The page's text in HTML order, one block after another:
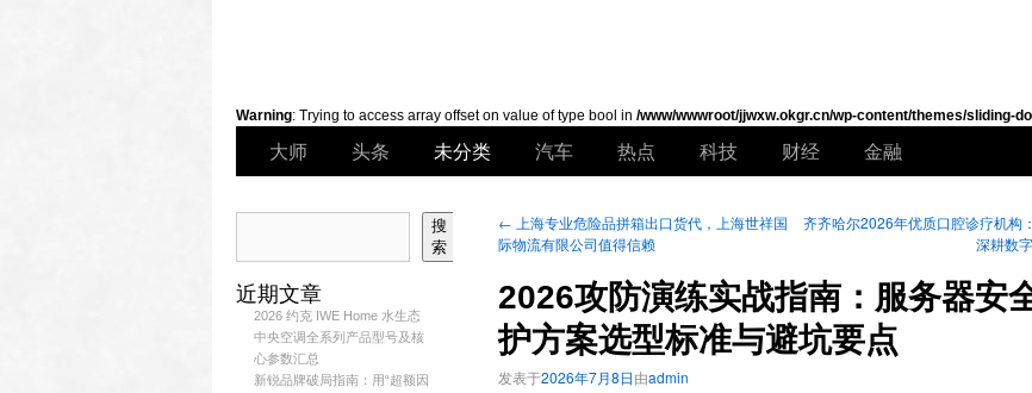
Warning: Trying to access array offset on value of type bool in /www/wwwroot/jjwxw.okgr.cn/wp-content/themes/sliding-
大师 头条 未分类 汽车 热点 科技 财经 金融
搜
索
近期文章
2026 约克 IWE Home 水生态
中央空调全系列产品型号及核
心参数汇总
新锐品牌破局指南：用“超额因
← 上海专业危险品拼箱出口货代，上海世祥国
际物流有限公司值得信赖
齐齐哈尔2026年优质口腔诊疗机构
深耕数
2026攻防演练实战指南：服务器安
护方案选型标准与避坑要点
发表于2026年7月8日由admin